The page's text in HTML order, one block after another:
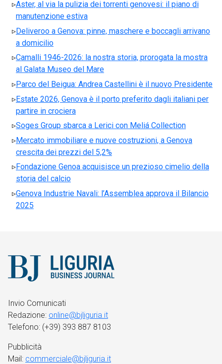
Aster, al via la pulizia dei torrenti genovesi: il piano di
manutenzione estiva
Deliveroo a Genova: pinne, maschere e boccagli arrivano
a domicilio
Camalli 1946-2026: la nostra storia, prorogata la mostra
al Galata Museo del Mare
Parco del Beigua: Andrea Castellini è il nuovo Presidente
Estate 2026, Genova è il porto preferito dagli italiani per
partire in crociera
Soges Group sbarca a Lerici con Meliá Collection
Mercato immobiliare e nuove costruzioni, a Genova
crescita dei prezzi del 5,2%
Fondazione Genoa acquisisce un prezioso cimelio della
storia del calcio
Genova Industrie Navali: l’Assemblea approva il Bilancio
2025
Invio Comunicati
Redazione: online@bjliguria.it
Telefono: (+39) 393 887 8103
Pubblicità
Mail: commerciale@bjliguria.it